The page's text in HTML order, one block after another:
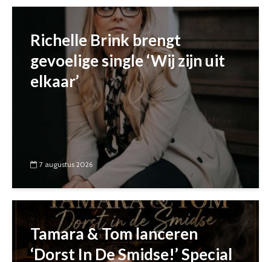
Richelle Brink brengt
gevoelige single ‘Wij zijn uit
elkaar’
7 augustus 2026
Tamara & Tom lanceren
‘Dorst In De Smidse!’ Special